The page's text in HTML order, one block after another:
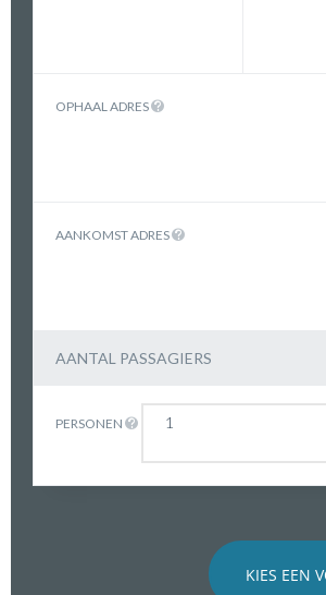
OPHAAL ADRES
AANKOMST ADRES
AANTAL PASSAGIERS
PERSONEN
KIES EEN